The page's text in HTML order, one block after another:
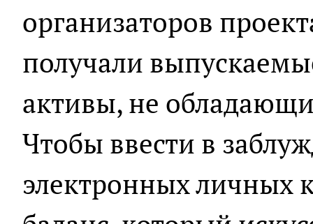
организаторов
получали
активы, не
Чтобы ввести в
электронных личных